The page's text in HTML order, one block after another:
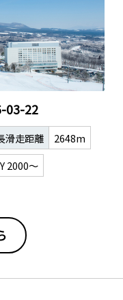
03-22
滑走距離
2648m
2000～